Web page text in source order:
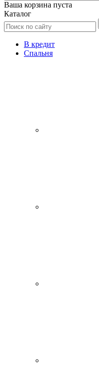
Ваша корзина пуста
Каталог
В кредит
Спальня